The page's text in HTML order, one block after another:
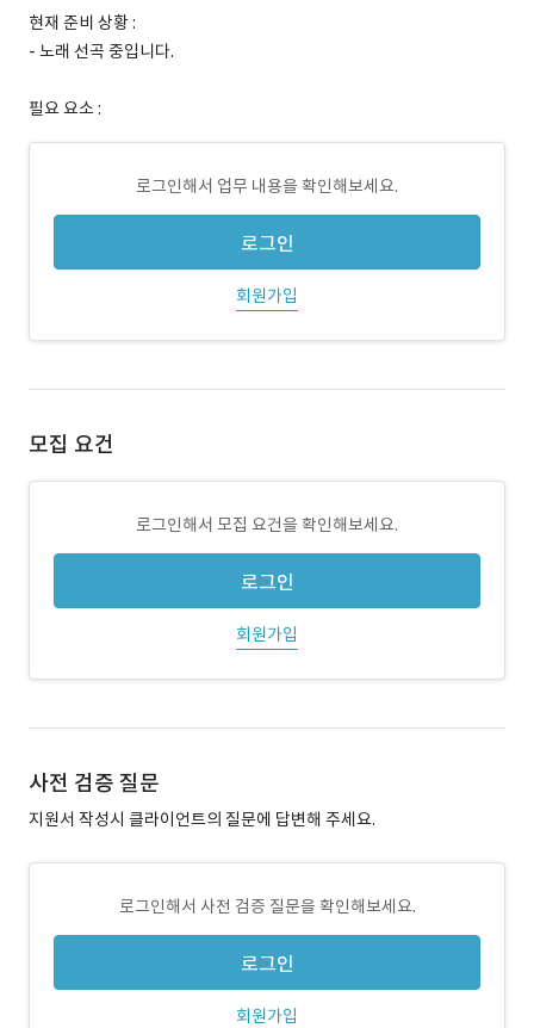
현재 준비 상황 :
- 노래 선곡 중입니다.
필요 요소 :
로그인해서 업무 내용을 확인해보세요.
로그인
회원가입
모집 요건
로그인해서 모집 요건을 확인해보세요.
로그인
회원가입
사전 검증 질문
지원서 작성시 클라이언트의 질문에 답변해 주세요.
로그인해서 사전 검증 질문을 확인해보세요.
로그인
회원가입